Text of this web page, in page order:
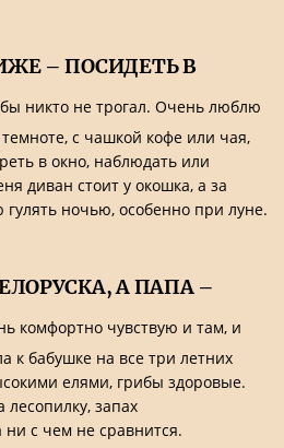
– ПОСИДЕТЬ В
никто не трогал. Очень люблю
темноте, с чашкой кофе или чая,
в окно, наблюдать или
диван стоит у окошка, а за
ночью, особенно при луне.
А ПАПА –
комфортно чувствую и там, и
к бабушке на все три летних
елями, грибы здоровые.
запах
с чем не сравнится.